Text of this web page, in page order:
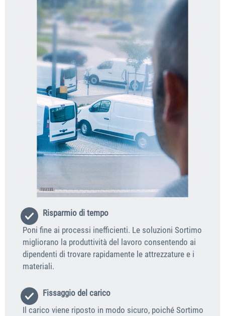
Risparmio di tempo
Poni fine ai processi inefficienti. Le soluzioni Sortimo
migliorano la produttività del lavoro consentendo ai
dipendenti di trovare rapidamente le attrezzature e i
materiali.
Fissaggio del carico
Il carico viene riposto in modo sicuro, poiché Sortimo